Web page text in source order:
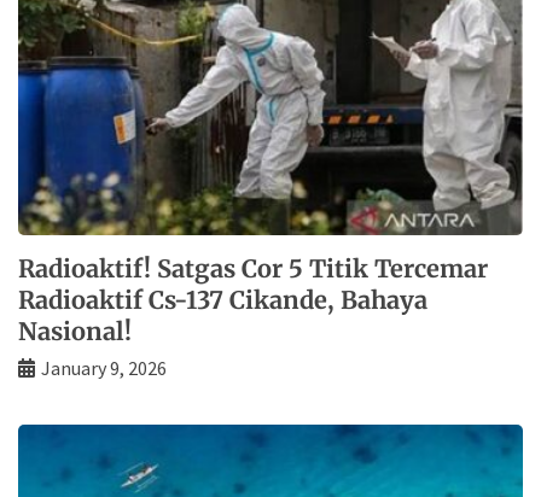
Radioaktif! Satgas Cor 5 Titik Tercemar
Radioaktif Cs-137 Cikande, Bahaya
Nasional!
January 9, 2026